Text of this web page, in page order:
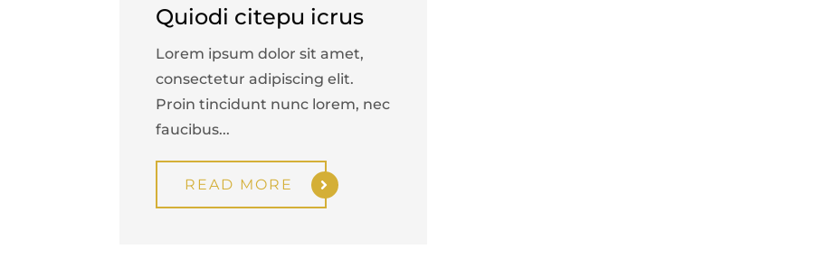
Quiodi citepu icrus
Lorem ipsum dolor sit amet,
consectetur adipiscing elit.
Proin tincidunt nunc lorem, nec
faucibus...
READ MORE